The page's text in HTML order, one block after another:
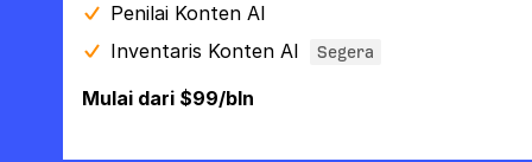
Penilai Konten AI
Inventaris Konten AI
Segera
Mulai dari $99/bln